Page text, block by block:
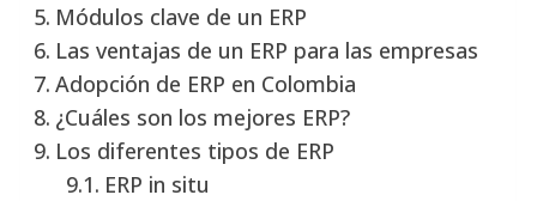
Módulos clave de un ERP
Las ventajas de un ERP para las empresas
Adopción de ERP en Colombia
¿Cuáles son los mejores ERP?
Los diferentes tipos de ERP
ERP in situ